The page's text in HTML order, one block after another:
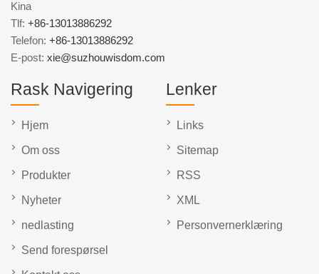
Kina
Tlf: +86-13013886292
Telefon: +86-13013886292
E-post: xie@suzhouwisdom.com
Rask Navigering
Hjem
Om oss
Produkter
Nyheter
nedlasting
Send forespørsel
Lenker
Links
Sitemap
RSS
XML
Personvernerklæring